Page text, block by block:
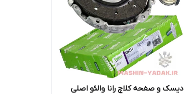
دیسک و صفحه کلاچ رانا والئو اصلی